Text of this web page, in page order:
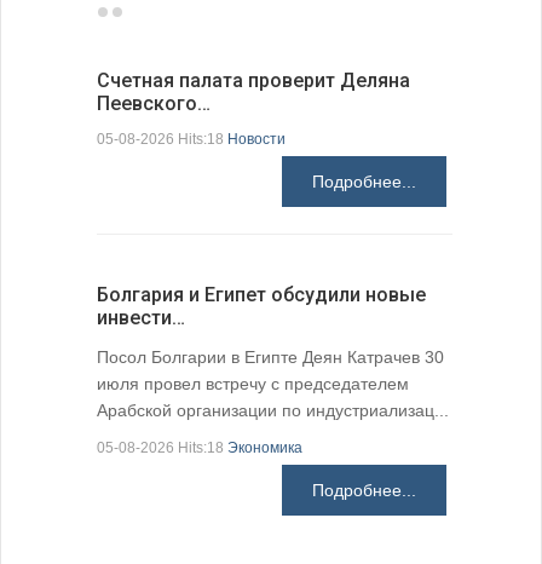
Счетная палата проверит Деляна
Пеевского…
05-08-2026 Hits:18 Новости
Подробнее...
Болгария и Египет обсудили новые
инвести…
Посол Болгарии в Египте Деян Катрачев 30
июля провел встречу с председателем
Арабской организации по индустриализац...
05-08-2026 Hits:18 Экономика
Подробнее...